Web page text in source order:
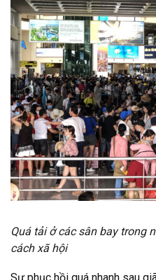
Quá tải ở các sân bay trong
cách xã hội